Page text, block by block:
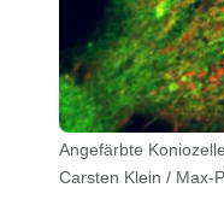
Angefärbte
Carsten Klein / Max-